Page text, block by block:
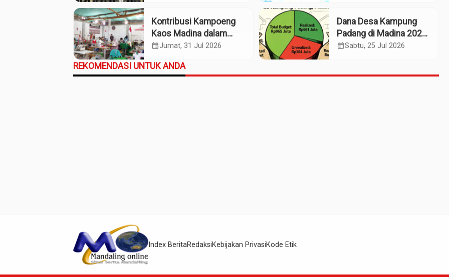
Kontribusi Kampoeng
Kaos Madina dalam
Industri Budaya dan
calendar_monthJumat, 31 Jul 2026
Dana Desa Kampung
Padang di Madina 2025:
Pagu Rp965 Juta,
calendar_monthSabtu, 25 Jul 2026
REKOMENDASI UNTUK ANDA
Index BeritaRedaksiKebijakan PrivasiKode Etik